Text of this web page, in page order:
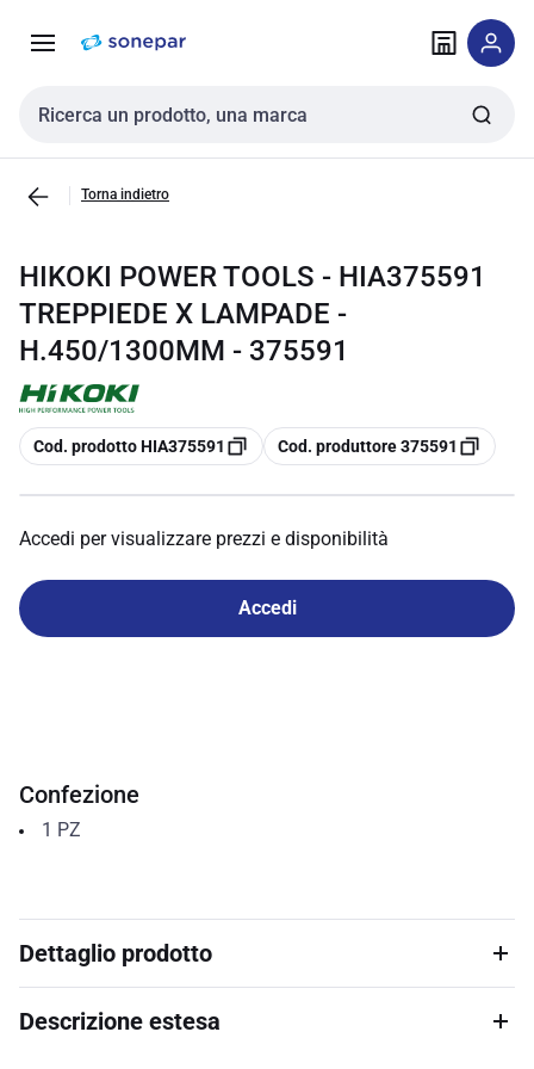
navigazione alla
Cerca input
Torna indietro
HIKOKI POWER TOOLS - HIA375591
TREPPIEDE X LAMPADE -
H.450/1300MM - 375591
copia
Cod. prodotto HIA375591 copia
Cod. produttore 375591
Accedi per visualizzare prezzi e disponibilità
Accedi
Confezione
1 PZ
Dettaglio prodotto
Descrizione estesa